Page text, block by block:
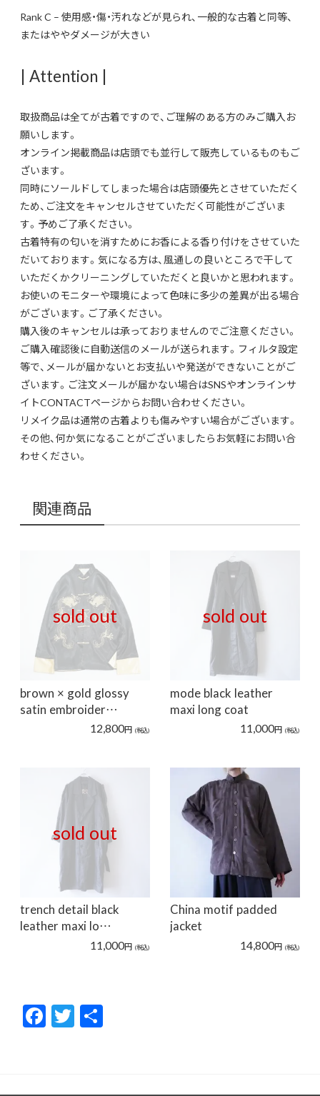
Rank C – 使用感・傷・汚れなどが見られ、一般的な古着と同等、
またはややダメージが大きい
| Attention |
取扱商品は全てが古着ですので、ご理解のある方のみご購入お
願いします。
オンライン掲載商品は店頭でも並行して販売しているものもご
ざいます。
同時にソールドしてしまった場合は店頭優先とさせていただく
ため、ご注文をキャンセルさせていただく可能性がございま
す。予めご了承ください。
古着特有の匂いを消すためにお香による香り付けをさせていた
だいております。気になる方は、風通しの良いところで干して
いただくかクリーニングしていただくと良いかと思われます。
お使いのモニターや環境によって色味に多少の差異が出る場合
がございます。ご了承ください。
購入後のキャンセルは承っておりませんのでご注意ください。
ご購入確認後に自動送信のメールが送られます。フィルタ設定
等で、メールが届かないとお支払いや発送ができないことがご
ざいます。ご注文メールが届かない場合はSNSやオンラインサ
イトCONTACTページからお問い合わせください。
リメイク品は通常の古着よりも傷みやすい場合がございます。
その他、何か気になることがございましたらお気軽にお問い合
わせください。
関連商品
sold out
brown × gold glossy
satin embroider…
12,800円 (税込)
sold out
mode black leather
maxi long coat
11,000円 (税込)
sold out
trench detail black
leather maxi lo…
11,000円 (税込)
China motif padded
jacket
14,800円 (税込)
F
ac
T
w